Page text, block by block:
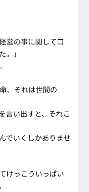
営の事に関して口
。」
、それは世間の
言い出すと、それこ
でいくしかありませ
けっこういっぱい